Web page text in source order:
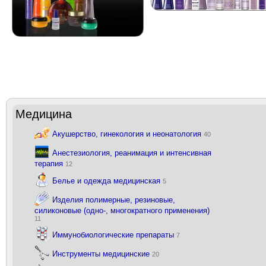
Медицина
Акушерство, гинекология и неонатология 40
Анестезиология, реанимация и интенсивная
терапия 12
Белье и одежда медицинская 5
Изделия полимерные, резиновые,
силиконовые (одно-, многократного применения)
11
Иммунобиологические препараты 7
Инструменты медицинские 20